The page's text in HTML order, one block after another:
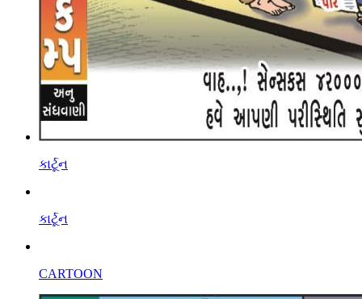
કાર્ટૂન
કાર્ટૂન
CARTOON